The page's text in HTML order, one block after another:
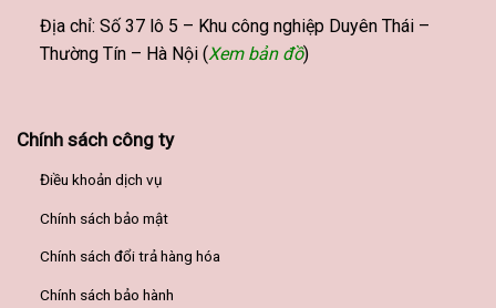
Địa chỉ: Số 37 lô 5 – Khu công nghiệp Duyên Thái –
Thường Tín – Hà Nội (Xem bản đồ)
Chính sách công ty
Điều khoản dịch vụ
Chính sách bảo mật
Chính sách đổi trả hàng hóa
Chính sách bảo hành